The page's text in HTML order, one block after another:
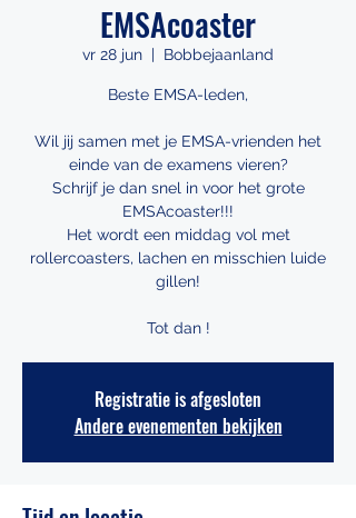
EMSAcoaster
vr 28 jun
  |
Bobbejaanland
Beste EMSA-leden,
Wil jij samen met je EMSA-vrienden het
einde van de examens vieren?
Schrijf je dan snel in voor het grote
EMSAcoaster!!!
Het wordt een middag vol met
rollercoasters, lachen en misschien luide
gillen!
Tot dan !
Registratie is afgesloten
Andere evenementen bekijken